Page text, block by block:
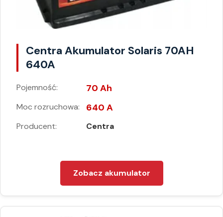
Centra Akumulator Solaris 70AH
640A
Pojemność: 70 Ah
Moc rozruchowa: 640 A
Producent: Centra
Zobacz akumulator